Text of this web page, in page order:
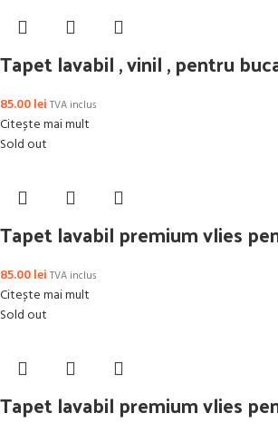
Tapet lavabil , vinil , pentru
85.00lei TVA inclus
Citește mai mult
Sold out
Tapet lavabil premium vlies
85.00lei TVA inclus
Citește mai mult
Sold out
Tapet lavabil premium vlies